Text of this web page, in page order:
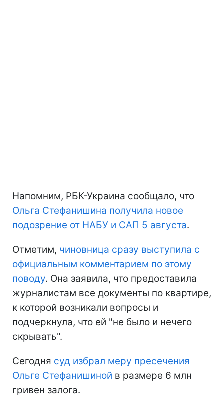
Напомним, РБК-Украина сообщало, что
Ольга Стефанишина получила новое
подозрение от НАБУ и САП 5 августа.
Отметим, чиновница сразу выступила с
официальным комментарием по этому
поводу. Она заявила, что предоставила
журналистам все документы по квартире,
к которой возникали вопросы и
подчеркнула, что ей "не было и нечего
скрывать".
Сегодня суд избрал меру пресечения
Ольге Стефанишиной в размере 6 млн
гривен залога.